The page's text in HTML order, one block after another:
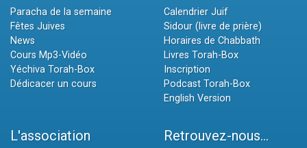
Paracha de la semaine
Fêtes Juives
News
Cours Mp3-Vidéo
Yéchiva Torah-Box
Dédicacer un cours
Calendrier Juif
Sidour (livre de prière)
Horaires de Chabbath
Livres Torah-Box
Inscription
Podcast Torah-Box
English Version
L'association Retrouvez-nous...